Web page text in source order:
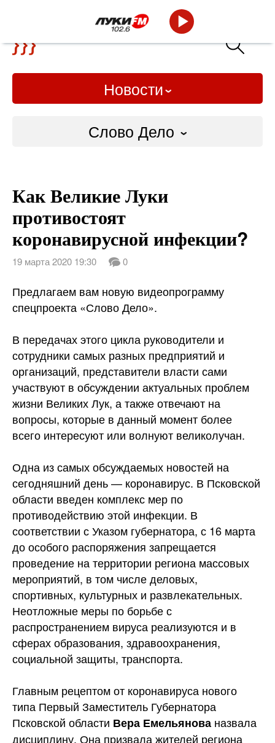
Новости
Слово Дело
Слово Дело
Народные
ВТРК
Как Великие Луки
противостоят
коронавирусной инфекции?
19 марта 2020 19:30 0
Предлагаем вам новую видеопрограмму
спецпроекта «Слово Дело».
В передачах этого цикла руководители и
сотрудники самых разных предприятий и
организаций, представители власти сами
участвуют в обсуждении актуальных проблем
жизни Великих Лук, а также отвечают на
вопросы, которые в данный момент более
всего интересуют или волнуют великолучан.
Одна из самых обсуждаемых новостей на
сегодняшний день — коронавирус. В Псковской
области введен комплекс мер по
противодействию этой инфекции. В
соответствии с Указом губернатора, с 16 марта
до особого распоряжения запрещается
проведение на территории региона массовых
мероприятий, в том числе деловых,
спортивных, культурных и развлекательных.
Неотложные меры по борьбе с
распространением вируса реализуются и в
сферах образования, здравоохранения,
социальной защиты, транспорта.
Главным рецептом от коронавируса нового
типа Первый Заместитель Губернатора
Псковской области Вера Емельянова назвала
дисциплину. Она призвала жителей региона